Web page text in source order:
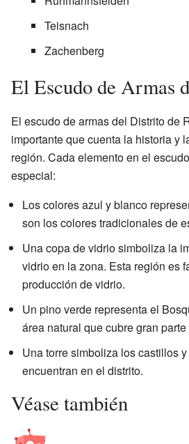
Teisnach
Zachenberg
El Escudo de Armas
El escudo de armas del Distrito de
importante que cuenta la historia y
región. Cada elemento en el
especial:
Los colores azul y blanco
son los colores tradicionales de
Una copa de vidrio simboliza la
vidrio en la zona. Esta región es
producción de vidrio.
Un pino verde representa el
área natural que cubre gran
Una torre simboliza los castillos
encuentran en el distrito.
Véase también